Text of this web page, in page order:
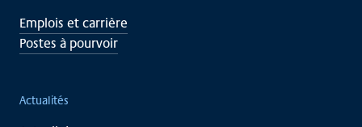
Emplois et carrière
Postes à pourvoir
Actualités